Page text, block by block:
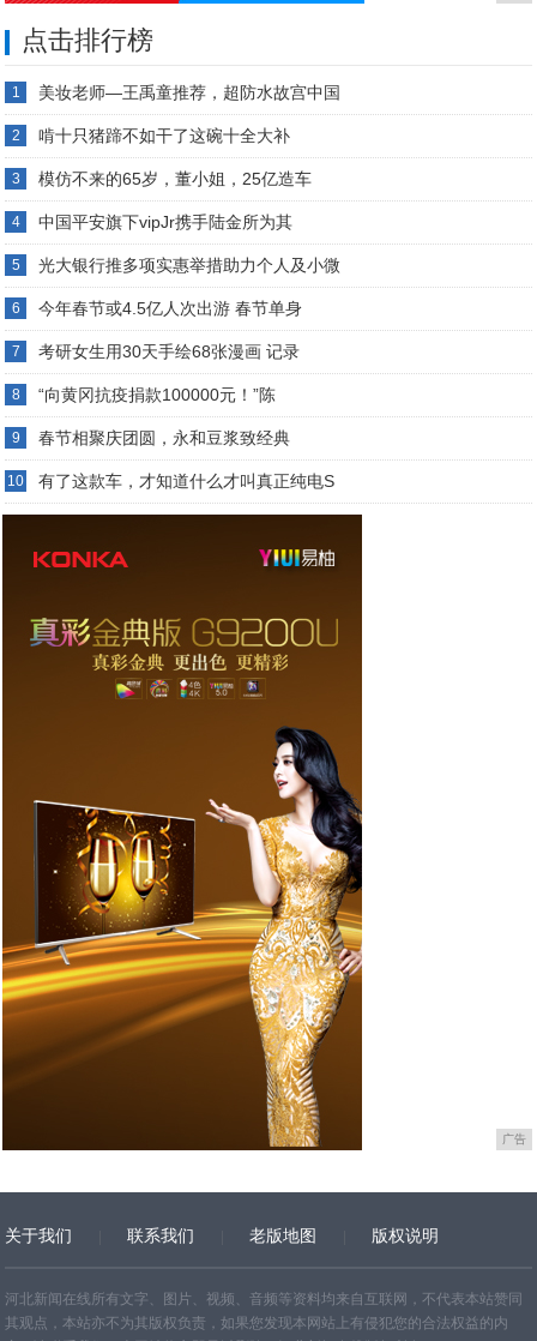
点击排行榜
1 美妆老师—王禹童推荐，超防水故宫中国
2 啃十只猪蹄不如干了这碗十全大补
3 模仿不来的65岁，董小姐，25亿造车
4 中国平安旗下vipJr携手陆金所为其
5 光大银行推多项实惠举措助力个人及小微
6 今年春节或4.5亿人次出游 春节单身
7 考研女生用30天手绘68张漫画 记录
8 “向黄冈抗疫捐款100000元！”陈
9 春节相聚庆团圆，永和豆浆致经典
10 有了这款车，才知道什么才叫真正纯电S
广告
关于我们 联系我们 老版地图 版权说明
网站地图
河北新闻在线所有文字、图片、视频、音频等资料均来自互联网，不代表本站赞同
其观点，本站亦不为其版权负责，如果您发现本网站上有侵犯您的合法权益的内